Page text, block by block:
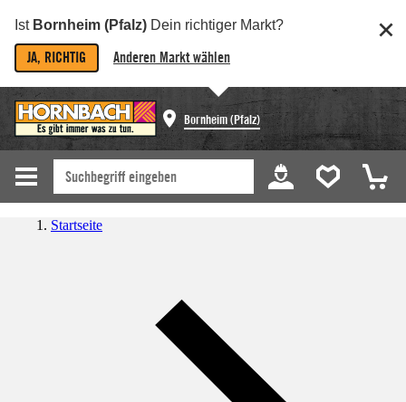
Ist Bornheim (Pfalz) Dein richtiger Markt?
JA, RICHTIG Anderen Markt wählen
Bornheim (Pfalz)
Startseite